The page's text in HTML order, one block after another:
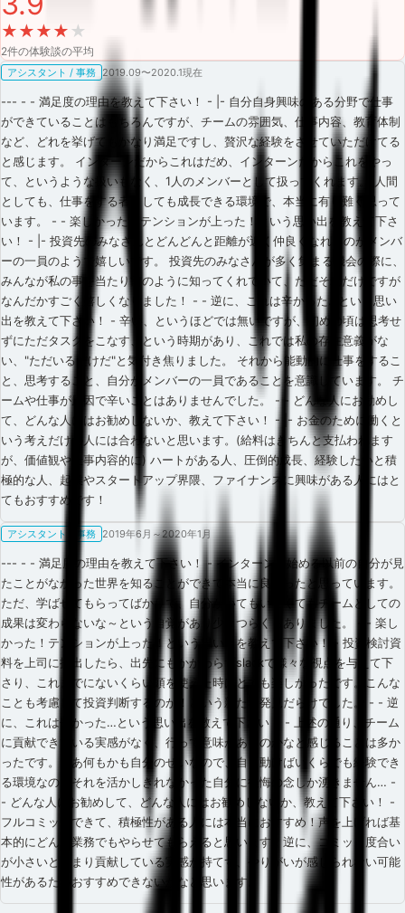
★★★★★
2件の体験談の平均
アシスタント / 事務 2019.09〜2020.1現在
--- - - 満足度の理由を教えて下さい！ - |- 自分自身興味のある分野で仕事
ができていることはもちろんですが、チームの雰囲気、仕事内容、教育体制
など、どれを挙げてもかなり満足ですし、贅沢な経験をさせていただけてる
と感じます。 インターンだからこれはだめ、インターンだからこれをやっ
て、というような扱いもなく、1人のメンバーとして扱ってくれます。 人間
としても、仕事をする者としても成長できる環境で、本当に有り難く思って
います。 - - 楽しかった！テンションが上った！という思い出を教えて下さ
い！ - |- 投資先のみなさんとどんどんと距離が近く仲良くなれるのがメンバ
ーの一員のようで嬉しいです。 投資先のみなさんが多く集まる機会の際に、
みんなが私の事を当たり前のように知ってくれていて、ただそれだけですが
なんだかすごく嬉しくなりました！ - - 逆に、これは辛かった…という思い
出を教えて下さい！ - 辛い、というほどでは無いですが、初めの頃は思考せ
ずにただタスクをこなす、という時期があり、これでは私の存在意義がな
い、"ただいるだけだ"と気付き焦りました。 それから能動的に仕事をするこ
と、思考すること、自分がメンバーの一員であることを意識しています。 チ
ームや仕事が原因で辛いことはありませんでした。 - - どんな人にお勧めし
て、どんな人にはお勧めしないか、教えて下さい！ - |- お金のために働くと
いう考えだけの人には合わないと思います。(給料はきちんと支払われます
が、価値観や仕事内容的に) ハートがある人、圧倒的成長、経験したいと積
極的な人、起業やスタートアップ界隈、ファイナンスに興味がある人にはと
てもおすすめです！
アシスタント / 事務 2019年6月～2020年1月
--- - - 満足度の理由を教えて下さい！ - インターンを始める以前の自分が見
たことがなかった世界を知ることができて本当に良かったと思っています。
ただ、学ばせてもらってばかりで、自分がいてもいなくてもチームとしての
成果は変わらないな～という自覚があり少々つらくもありました。 - - 楽し
かった！テンションが上った！という思い出を教えて下さい！ - 投資検討資
料を上司に提出したら、出先にもかかわらずslackで様々な視点を与えて下
さり、これまでにないくらい頭を使えた時はとても楽しかったです。こんな
ことも考慮して投資判断するのか！という新たな発見だらけでした。 - - 逆
に、これは辛かった…という思い出を教えて下さい！ - 上述の通り、チーム
に貢献できている実感がなく、行って意味があるのかなと感じることは多か
ったです。まあ何もかも自分のせいなので、自ら動けばいくらでも経験でき
る環境なのにそれを活かしきれなかった自分に後悔の念しか湧きません… -
- どんな人にお勧めして、どんな人にはお勧めしないか、教えて下さい！ -
フルコミットできて、積極性がある人には本当におすすめ！声を上げれば基
本的にどんな業務でもやらせてもらえると思います！逆に、コミット度合い
が小さいとあまり貢献している実感が持てず、やりがいが感じられない可能
性があるためおすすめできないかなと思います。